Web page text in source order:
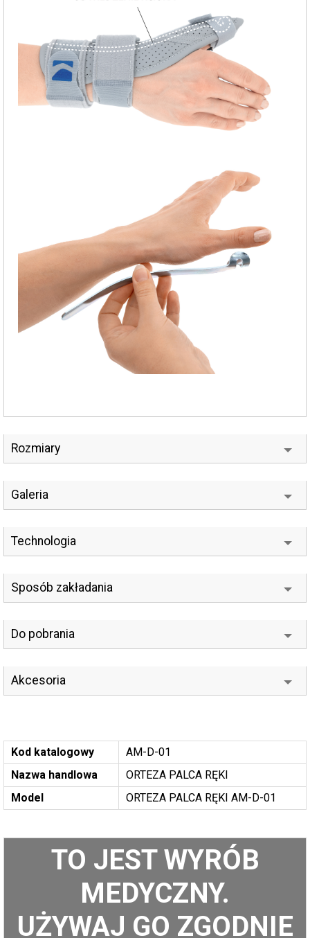
Rozmiary
Galeria
Technologia
Sposób zakładania
Do pobrania
Akcesoria
Kod katalogowy
AM-D-01
Nazwa handlowa
ORTEZA PALCA RĘKI
Model
ORTEZA PALCA RĘKI AM-D-01
TO JEST WYRÓB
MEDYCZNY.
UŻYWAJ GO ZGODNIE